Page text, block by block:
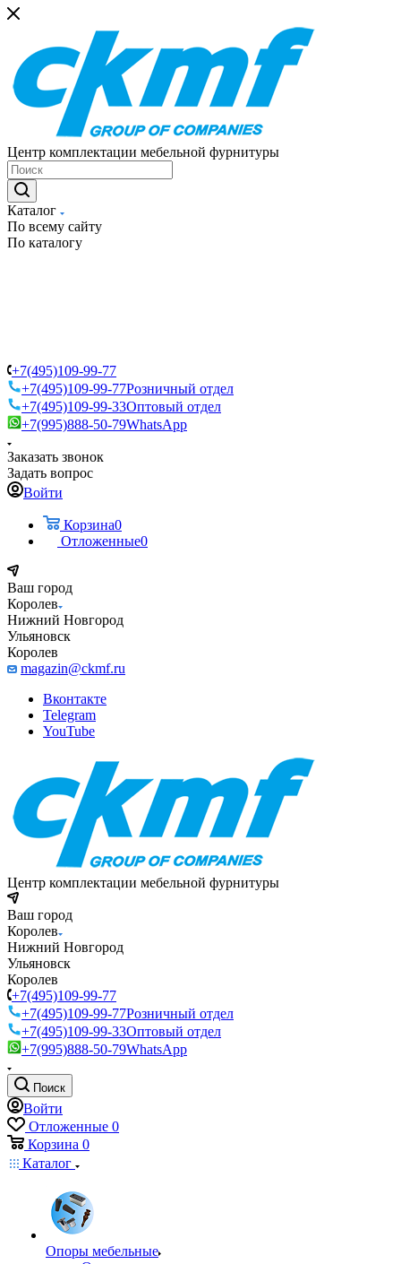
Центр комплектации мебельной фурнитуры
Каталог
По всему сайту
По каталогу
+7(495)109-99-77
+7(495)109-99-77Розничный отдел
+7(495)109-99-33Оптовый отдел
+7(995)888-50-79WhatsApp
Заказать звонок
Задать вопрос
Войти
Корзина0
Отложенные0
Ваш город
Королев
Нижний Новгород
Ульяновск
Королев
magazin@ckmf.ru
Вконтакте
Telegram
YouTube
Центр комплектации мебельной фурнитуры
Ваш город
Королев
Нижний Новгород
Ульяновск
Королев
+7(495)109-99-77
+7(495)109-99-77Розничный отдел
+7(495)109-99-33Оптовый отдел
+7(995)888-50-79WhatsApp
Поиск
Войти
Отложенные 0
Корзина 0
Каталог
Опоры мебельные